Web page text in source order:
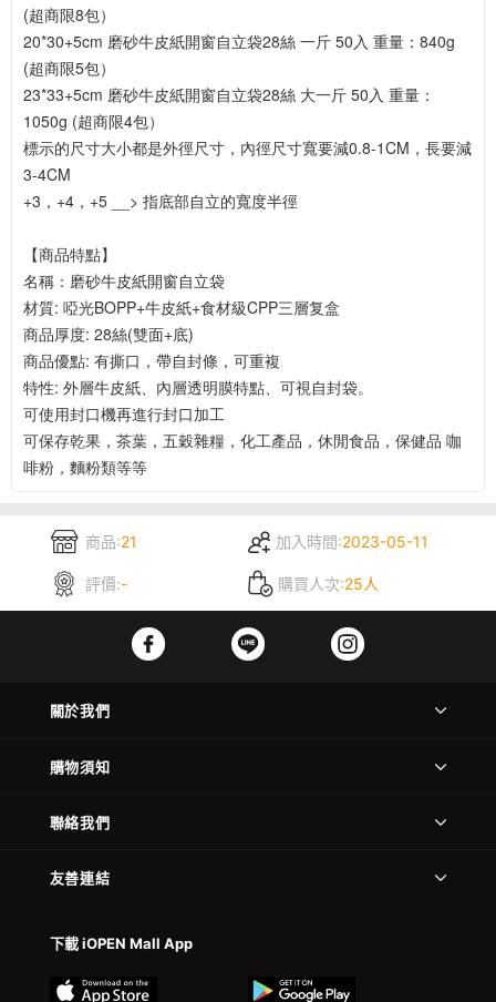
(超商限8包）
20*30+5cm 磨砂牛皮紙開窗自立袋28絲 一斤 50入 重量：840g
(超商限5包）
23*33+5cm 磨砂牛皮紙開窗自立袋28絲 大一斤 50入 重量：
1050g (超商限4包）
標示的尺寸大小都是外徑尺寸，內徑尺寸寬要減0.8-1CM，長要減
3-4CM
+3，+4，+5 __> 指底部自立的寬度半徑
【商品特點】
名稱：磨砂牛皮紙開窗自立袋
材質: 啞光BOPP+牛皮紙+食材級CPP三層复盒
商品厚度: 28絲(雙面+底)
商品優點: 有撕口，帶自封條，可重複
特性: 外層牛皮紙、內層透明膜特點、可視自封袋。
可使用封口機再進行封口加工
可保存乾果，茶葉，五穀雜糧，化工產品，休閒食品，保健品 咖
啡粉，麵粉類等等
商品:21 加入時間:2023-05-11
評價:- 購買人次:25人
關於我們
購物須知
聯絡我們
友善連結
下載 iOPEN Mall App